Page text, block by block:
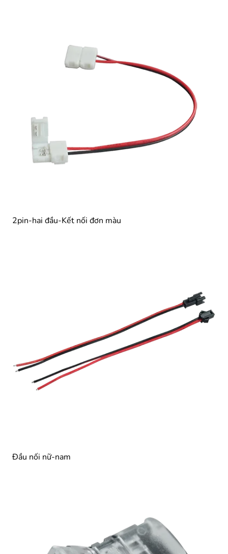
2pin-hai đầu-Kết nối đơn màu
Đầu nối nữ-nam